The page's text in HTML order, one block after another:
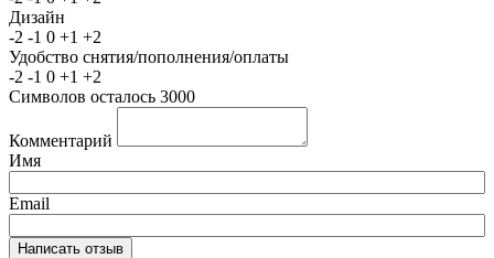
Дизайн
-2 -1 0 +1 +2
Удобство снятия/пополнения/оплаты
-2 -1 0 +1 +2
Символов осталось 3000
Комментарий
Имя
Email